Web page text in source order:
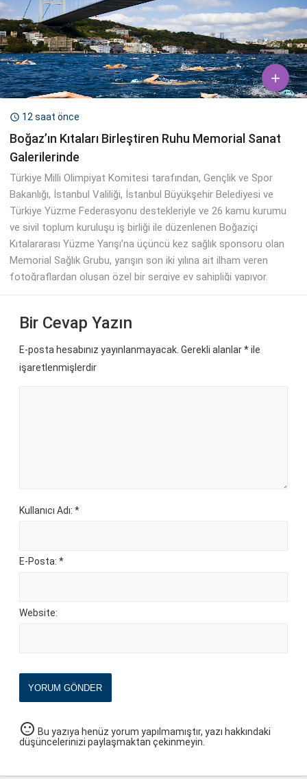

 12 saat önce
Boğaz’ın Kıtaları Birleştiren Ruhu Memorial Sanat
Galerilerinde
Türkiye Milli Olimpiyat Komitesi tarafından, Gençlik ve Spor
Bakanlığı, İstanbul Valiliği, İstanbul Büyükşehir Belediyesi ve
Türkiye Yüzme Federasyonu destekleriyle ve 26 kamu kurumu
ve sivil toplum kuruluşu iş birliği ile düzenlenen Boğaziçi
Kıtalararası Yüzme Yarışı’na üçüncü kez sağlık sponsoru olan
Memorial Sağlık Grubu, yarışın son iki yılına ait ilham veren
fotoğraflardan oluşan özel bir sergiye ev sahipliği yapıyor.
Bir Cevap Yazın
E-posta hesabınız yayınlanmayacak. Gerekli alanlar*ile
işaretlenmişlerdir
Kullanıcı Adı: *
E-Posta: *
Website:
YORUM GÖNDER
sentiment_neutral Bu yazıya henüz yorum yapılmamıştır, yazı hakkındaki
düşüncelerinizi paylaşmaktan çekinmeyin.